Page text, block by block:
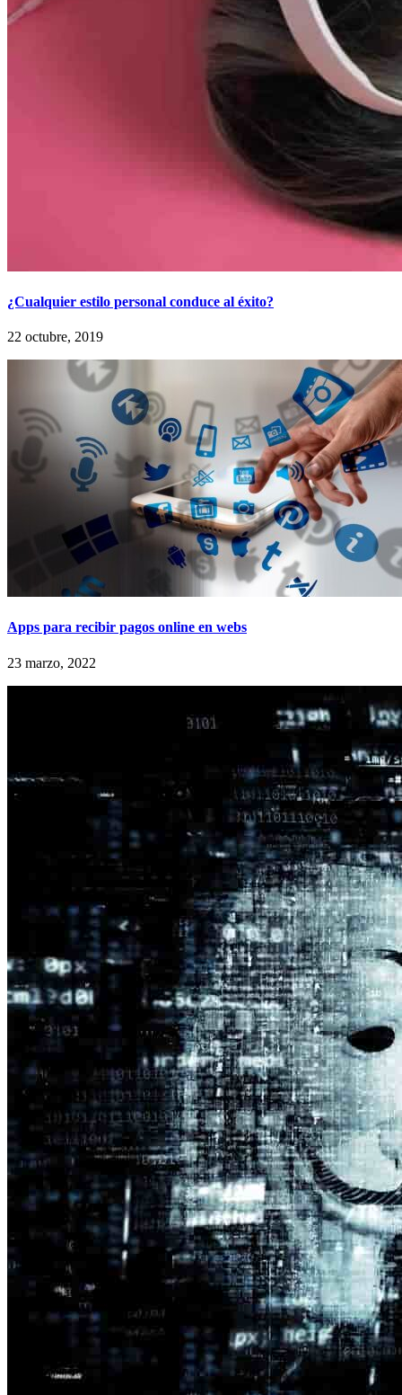
¿Cualquier estilo personal conduce al éxito?
22 octubre, 2019
Apps para recibir pagos online en webs
23 marzo, 2022